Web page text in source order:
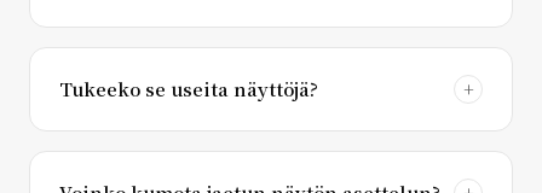
Tukeeko se useita näyttöjä?